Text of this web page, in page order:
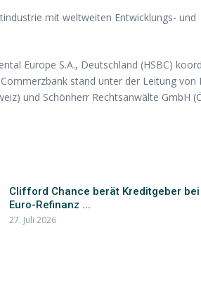
mit weltweiten Entwicklungs- und
Europe S.A., Deutschland (HSBC)
stand unter der Leitung von
und Schönherr Rechtsanwälte GmbH
Clifford Chance berät Kreditgeber
Euro-Refinanz ...
27. Juli 2026